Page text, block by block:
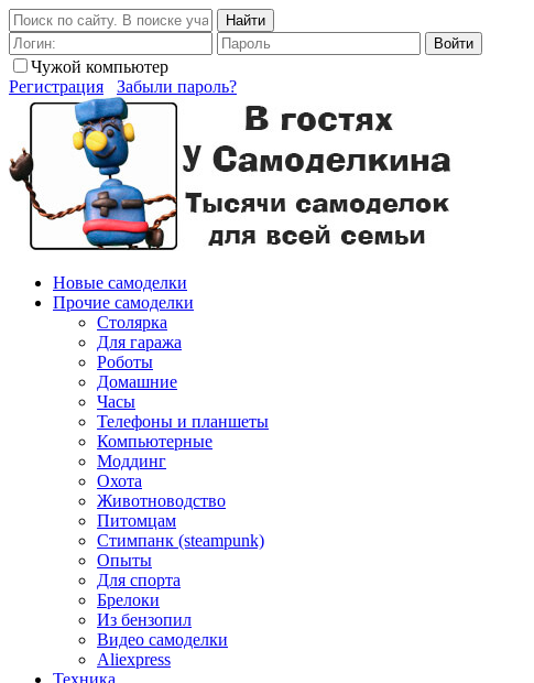
Найти
Войти
Чужой компьютер
Регистрация
Забыли пароль?
Новые самоделки
Прочие самоделки
Столярка
Для гаража
Роботы
Домашние
Часы
Телефоны и планшеты
Компьютерные
Моддинг
Охота
Животноводство
Питомцам
Стимпанк (steampunk)
Опыты
Для спорта
Брелоки
Из бензопил
Видео самоделки
Aliexpress
Техника